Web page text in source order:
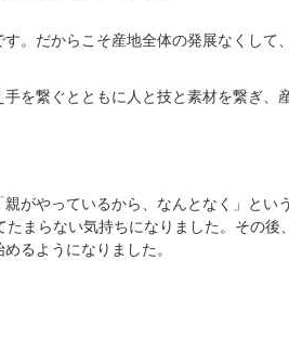
。だからこそ産地全体の発展なくして
を繋ぐとともに人と技と素材を繋ぎ、
がやっているから、なんとなく」とい
まらない気持ちになりました。その後
るようになりました。